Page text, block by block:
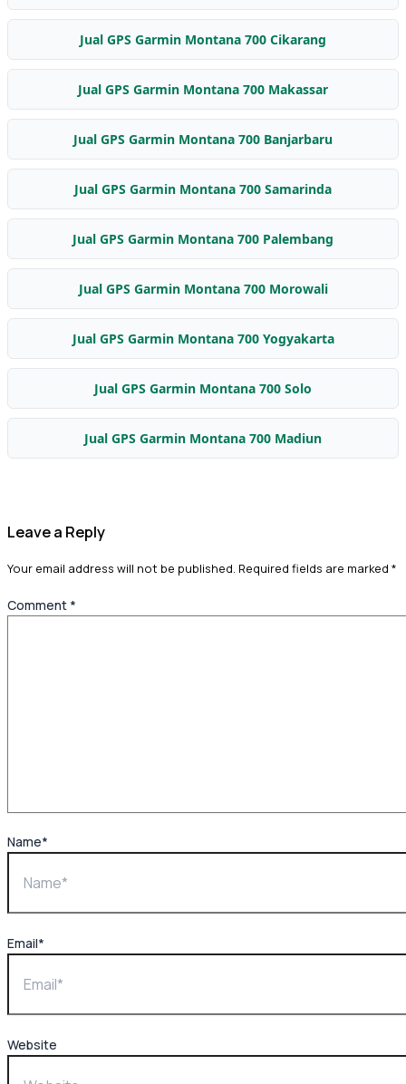
Jual GPS Garmin Montana 700 Cikarang
Jual GPS Garmin Montana 700 Makassar
Jual GPS Garmin Montana 700 Banjarbaru
Jual GPS Garmin Montana 700 Samarinda
Jual GPS Garmin Montana 700 Palembang
Jual GPS Garmin Montana 700 Morowali
Jual GPS Garmin Montana 700 Yogyakarta
Jual GPS Garmin Montana 700 Solo
Jual GPS Garmin Montana 700 Madiun
Leave a Reply
Your email address will not be published. Required fields are marked *
Comment *
Name*
Email*
Website